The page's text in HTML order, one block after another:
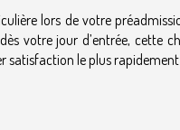
lors de votre
votre jour d’entrée, cette
le plus